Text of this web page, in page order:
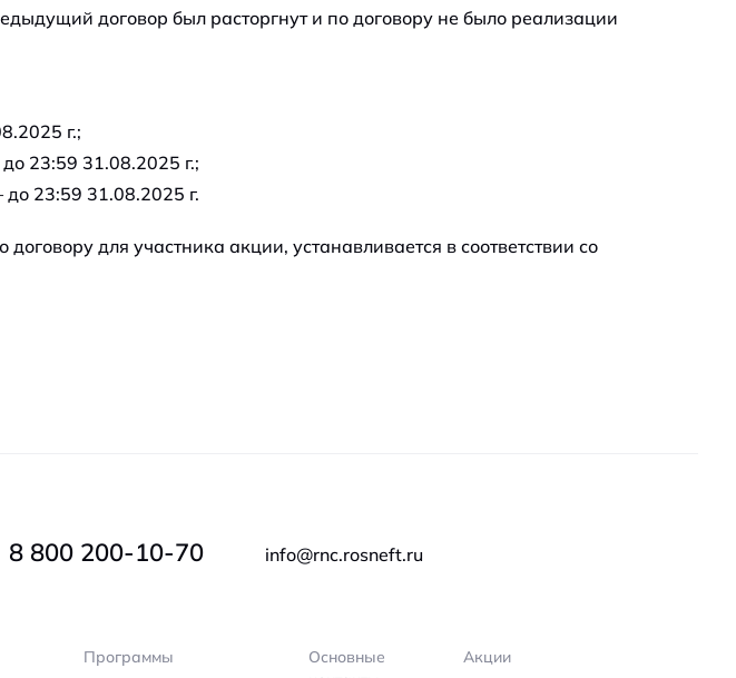
договор был расторгнут и по договору не было реализации
г.;
23:59 31.08.2025 г.;
до 23:59 31.08.2025 г.
для участника акции, устанавливается в соответствии со
8 800 200-10-70 info@rnc.rosneft.ru
Программы
Основные
Акции